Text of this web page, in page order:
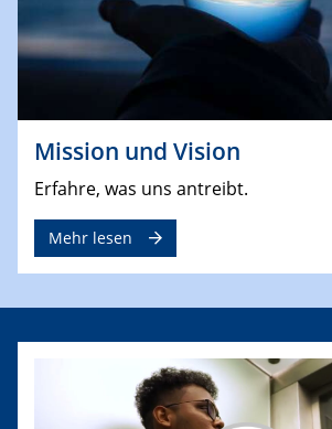
Mission und Vision
Erfahre, was uns antreibt.
Mehr lesen